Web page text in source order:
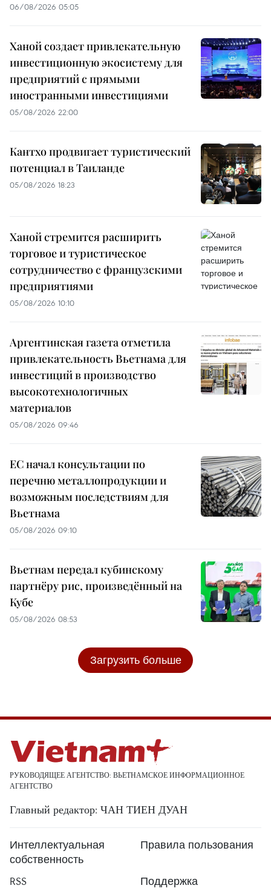
06/08/2026 05:05
Ханой создает привлекательную
инвестиционную экосистему для
предприятий с прямыми
иностранными инвестициями
05/08/2026 22:00
Кантхо продвигает туристический
потенциал в Таиланде
05/08/2026 18:23
Ханой стремится расширить
торговое и туристическое
сотрудничество с французскими
предприятиями
05/08/2026 10:10
Аргентинская газета отметила
привлекательность Вьетнама для
инвестиций в производство
высокотехнологичных
материалов
05/08/2026 09:46
ЕС начал консультации по
перечню металлопродукции и
возможным последствиям для
Вьетнама
05/08/2026 09:10
Вьетнам передал кубинскому
партнёру рис, произведённый на
Кубе
05/08/2026 08:53
Загрузить больше
РУКОВОДЯЩЕЕ АГЕНТСТВО: ВЬЕТНАМСКОЕ ИНФОРМАЦИОННОЕ
АГЕНТСТВО
Главный редактор: ЧАН ТИЕН ДУАН
Интеллектуальная
собственность
Правила пользования
RSS Поддержка